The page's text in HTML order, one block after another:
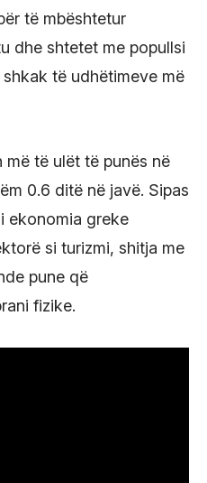
të mbështetur
dhe shtetet me popullsi
të udhëtimeve më
më të ulët të punës në
0.6 ditë në javë. Sipas
ekonomia greke
si turizmi, shitja me
pune që
fizike.